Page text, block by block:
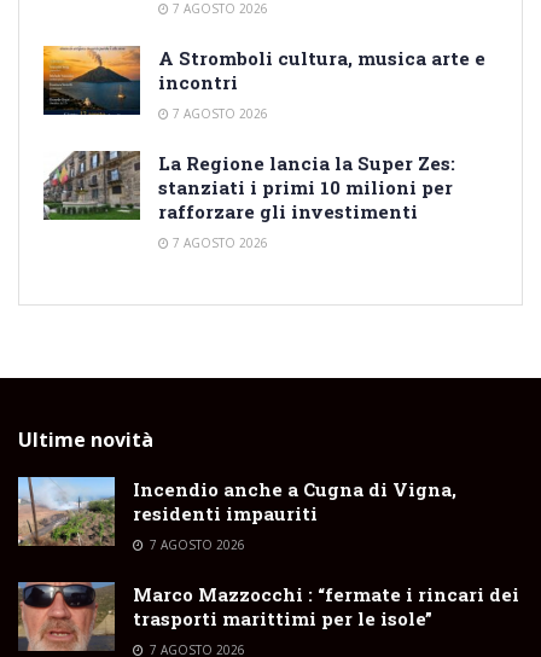
7 AGOSTO 2026
A Stromboli cultura, musica arte e
incontri
7 AGOSTO 2026
La Regione lancia la Super Zes:
stanziati i primi 10 milioni per
rafforzare gli investimenti
7 AGOSTO 2026
Ultime novità
Incendio anche a Cugna di Vigna,
residenti impauriti
7 AGOSTO 2026
Marco Mazzocchi : “fermate i rincari dei
trasporti marittimi per le isole”
7 AGOSTO 2026